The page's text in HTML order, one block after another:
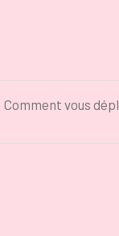
Comment vous